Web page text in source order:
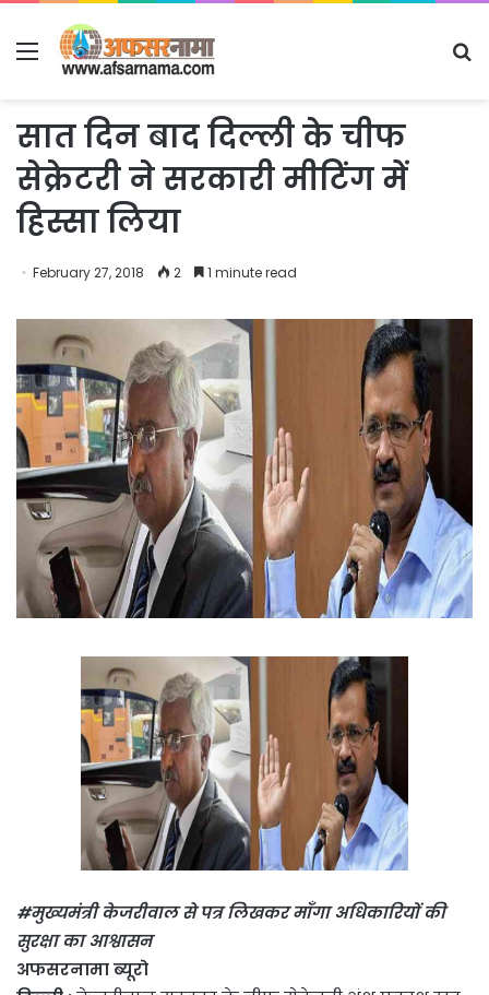
Menu
सात दिन बाद दिल्ली के चीफ
सेक्रेटरी ने सरकारी मीटिंग में
हिस्सा लिया
February 27, 2018 2 1 minute read
#मुख्यमंत्री केजरीवाल से पत्र लिखकर माँगा अधिकारियों की
सुरक्षा का आश्वासन
अफसरनामा ब्यूरो